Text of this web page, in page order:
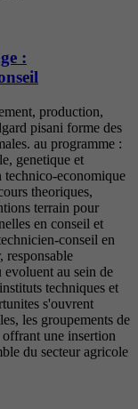
:
production,
pisani forme des
au programme :
genetique et
technico-economique
theoriques,
terrain pour
en conseil et
conseil en
responsable
au sein de
techniques et
s'ouvrent
les groupements de
une insertion
du secteur agricole